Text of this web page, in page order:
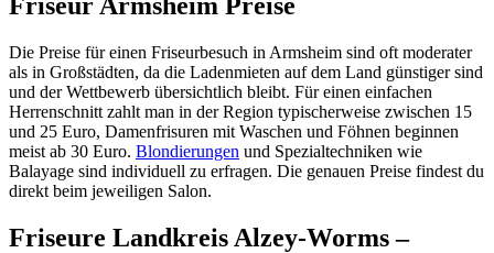
Die Preise für einen Friseurbesuch in Armsheim sind oft moderater
als in Großstädten, da die Ladenmieten auf dem Land günstiger sind
und der Wettbewerb übersichtlich bleibt. Für einen einfachen
Herrenschnitt zahlt man in der Region typischerweise zwischen 15
und 25 Euro, Damenfrisuren mit Waschen und Föhnen beginnen
meist ab 30 Euro. Blondierungen und Spezialtechniken wie
Balayage sind individuell zu erfragen. Die genauen Preise findest du
direkt beim jeweiligen Salon.
Friseure Landkreis Alzey-Worms –